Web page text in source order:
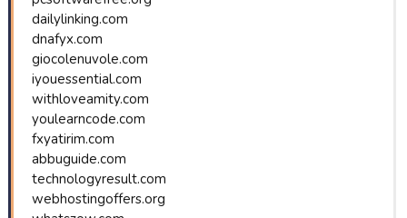
dailylinking.com
dnafyx.com
giocolenuvole.com
iyouessential.com
withloveamity.com
youlearncode.com
fxyatirim.com
abbuguide.com
technologyresult.com
webhostingoffers.org